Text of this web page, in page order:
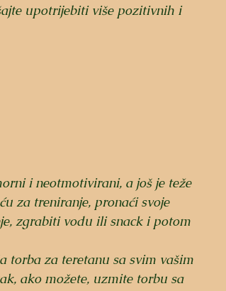
upotrijebiti više pozitivnih i
i neotmotivirani, a još je teže
za treniranje, pronaći svoje
zgrabiti vodu ili snack i potom
torba za teretanu sa svim vašim
ako možete, uzmite torbu sa